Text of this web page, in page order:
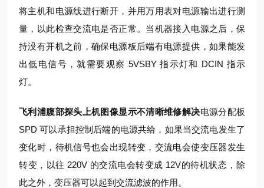
将主机和电源线进行断开，并用万用表对电源输出进行测
量，以此检查交流电是否正常。当机器接入电源之后，保
持没有开机之前，确保电源板后端有电源提供，如果能发
出低电信号，就需要观察 5VSBY 指示灯和 DCIN 指示
灯。
飞利浦腹部探头上机图像显示不清晰维修解决电源分配板
SPD 可以承担控制后端的电源共给，如果当交流电发生了
变化时，待机信号也会出现转变，交流电会使变压器发生
转变，以往 220V 的交流电会转变成 12V的待机状态，除
此之外，变压器可以起到交流滤波的作用。